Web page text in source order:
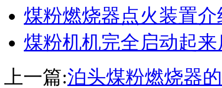
煤粉燃烧器点火装置介
煤粉机机完全启动起
上一篇:泊头煤粉燃烧器